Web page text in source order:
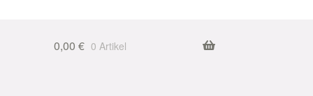
0,00 € 0 Artikel